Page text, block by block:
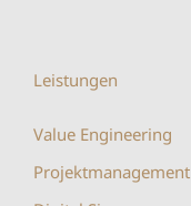
Leistungen
Value Engineering
Projektmanagement